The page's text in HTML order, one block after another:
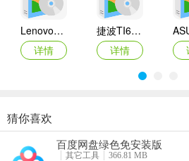
Lenovo联想 Ideapad Z465/Z565系列笔记本 声卡驱动
详情
捷波TI61AG-A主板BIOS
详情
奥睿科PAS3062-2E/PAS3062-2S/PAS3064-2S2E系列扩展卡驱动
详情
Canon佳能 PowerShot A310 WIA驱动
详情
猜你喜欢
百度网盘绿色免安装版
其它工具
366.81 MB